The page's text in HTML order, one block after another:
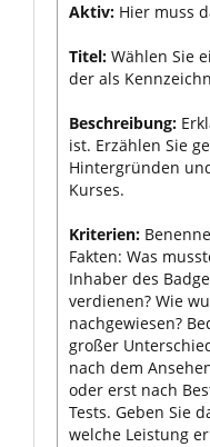
Aktiv: Hier muss
Titel: Wählen Sie
der als
Beschreibung:
ist. Erzählen Sie
Hintergründen
Kurses.
Kriterien:
Fakten: Was
Inhaber des
verdienen? Wie
nachgewiesen?
großer
nach dem
oder erst nach
Tests. Geben Sie
welche Leistung